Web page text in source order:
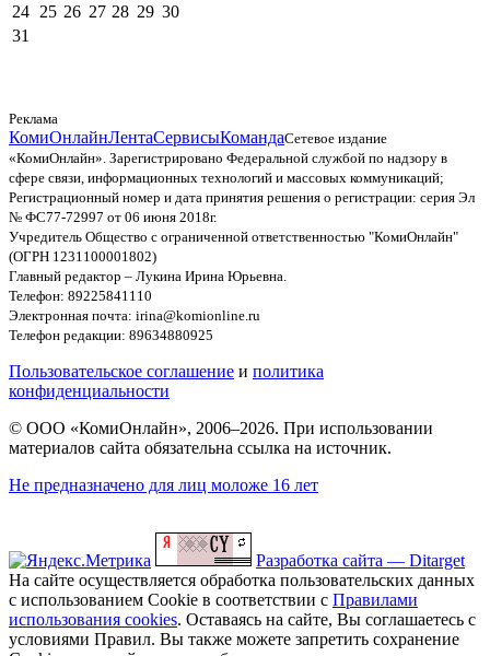
24 25 26 27 28 29 30
31
Реклама
КомиОнлайнЛентаСервисыКомандаСетевое издание
«КомиОнлайн». Зарегистрировано Федеральной службой по надзору в
сфере связи, информационных технологий и массовых коммуникаций;
Регистрационный номер и дата принятия решения о регистрации: серия Эл
№ ФС77-72997 от 06 июня 2018г.
Учредитель Общество с ограниченной ответственностью "КомиОнлайн"
(ОГРН 1231100001802)
Главный редактор – Лукина Ирина Юрьевна.
Телефон: 89225841110
Электронная почта: irina@komionline.ru
Телефон редакции: 89634880925
Пользовательское соглашение и политика
конфиденциальности
© ООО «КомиОнлайн», 2006–2026. При использовании
материалов сайта обязательна ссылка на источник.
Не предназначено для лиц моложе 16 лет
Разработка сайта — Ditarget
На сайте осуществляется обработка пользовательских данных
с использованием Cookie в соответствии с Правилами
использования cookies. Оставаясь на сайте, Вы соглашаетесь с
условиями Правил. Вы также можете запретить сохранение